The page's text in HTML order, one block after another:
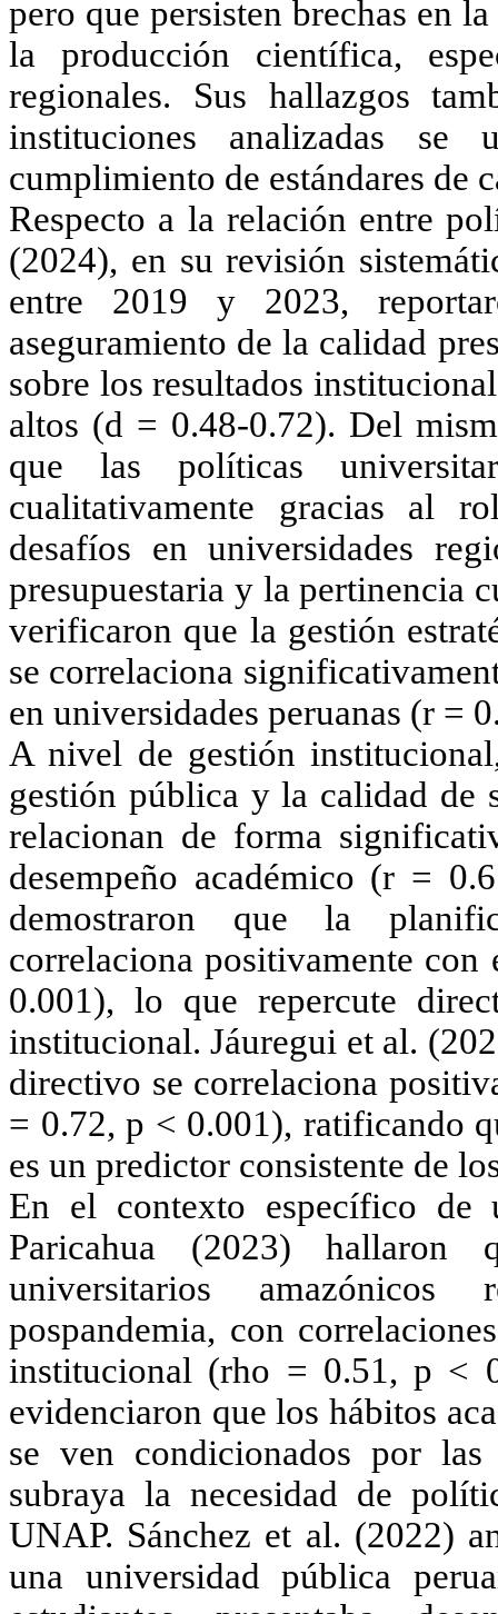
pero que persisten brechas en
la producción científica,
regionales. Sus hallazgos
instituciones analizadas se
cumplimiento de estándares de
Respecto a la relación entre
(2024), en su revisión
entre 2019 y 2023,
aseguramiento de la calidad
sobre los resultados
altos (d = 0.48-0.72). Del
que las políticas
cualitativamente gracias al
desafíos en universidades
presupuestaria y la pertinencia
verificaron que la gestión
se correlaciona
en universidades peruanas (r =
A nivel de gestión
gestión pública y la calidad de
relacionan de forma
desempeño académico (r =
demostraron que la
correlaciona positivamente
0.001), lo que repercute
institucional.Jáuregui et al.
directivo se correlaciona
= 0.72, p < 0.001), ratificando
es un predictor consistente de
En el contexto específico de
Paricahua (2023) hallaron
universitarios amazónicos
pospandemia, con
institucional (rho = 0.51, p <
evidenciaron que los hábitos
se ven condicionados por
subraya la necesidad de
UNAP. Sánchez et al. (2022)
una universidad pública